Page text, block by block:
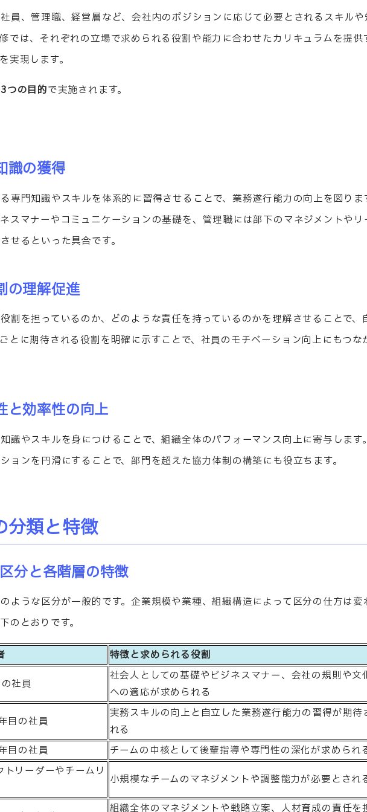
員、管理職、経営層など、会社内のポジションに応じて必要とされるスキル
では、それぞれの立場で求められる役割や能力に合わせたカリキュラムを提供
実現します。
3つの目的で実施されます。
識の獲得
専門知識やスキルを体系的に習得させることで、業務遂行能力の向上を図りま
スマナーやコミュニケーションの基礎を、管理職には部下のマネジメントやリ
せるといった具合です。
の理解促進
割を担っているのか、どのような責任を持っているのかを理解させることで、
とに期待される役割を明確に示すことで、社員のモチベーション向上にもつな
効率性の向上
識やスキルを身につけることで、組織全体のパフォーマンス向上に寄与します
ョンを円滑にすることで、部門を超えた協力体制の構築にも役立ちます。
分類と特徴
分と各階層の特徴
ような区分が一般的です。企業規模や業種、組織構造によって区分の仕方は変
のとおりです。
特徴と求められる役割
社員
社会人としての基礎やビジネスマナー、会社の規則や文
への適応が求められる
目の社員
実務スキルの向上と自立した業務遂行能力の習得が期待
れる
目の社員
チームの中核として後輩指導や専門性の深化が求められ
トリーダーやチームリ
小規模なチームのマネジメントや調整能力が必要とされ
組織全体のマネジメントや戦略立案、人材育成の責任を